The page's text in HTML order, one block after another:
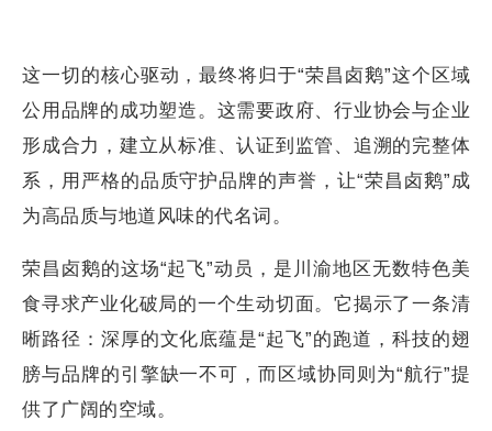
这一切的核心驱动，最终将归于“荣昌卤鹅”这个区域
公用品牌的成功塑造。这需要政府、行业协会与企业
形成合力，建立从标准、认证到监管、追溯的完整体
系，用严格的品质守护品牌的声誉，让“荣昌卤鹅”成
为高品质与地道风味的代名词。
荣昌卤鹅的这场“起飞”动员，是川渝地区无数特色美
食寻求产业化破局的一个生动切面。它揭示了一条清
晰路径：深厚的文化底蕴是“起飞”的跑道，科技的翅
膀与品牌的引擎缺一不可，而区域协同则为“航行”提
供了广阔的空域。